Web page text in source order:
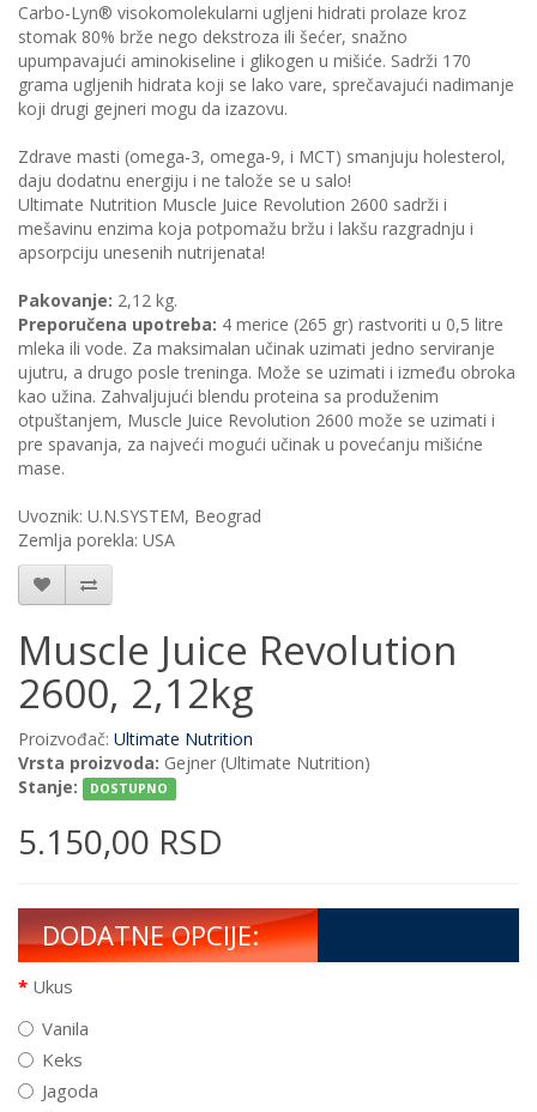
Carbo-Lyn® visokomolekularni ugljeni hidrati prolaze kroz
stomak 80% brže nego dekstroza ili šećer, snažno
upumpavajući aminokiseline i glikogen u mišiće. Sadrži 170
grama ugljenih hidrata koji se lako vare, sprečavajući nadimanje
koji drugi gejneri mogu da izazovu.
Zdrave masti (omega-3, omega-9, i MCT) smanjuju holesterol,
daju dodatnu energiju i ne talože se u salo!
Ultimate Nutrition Muscle Juice Revolution 2600 sadrži i
mešavinu enzima koja potpomažu bržu i lakšu razgradnju i
apsorpciju unesenih nutrijenata!
Pakovanje: 2,12 kg.
Preporučena upotreba: 4 merice (265 gr) rastvoriti u 0,5 litre
mleka ili vode. Za maksimalan učinak uzimati jedno serviranje
ujutru, a drugo posle treninga. Može se uzimati i između obroka
kao užina. Zahvaljujući blendu proteina sa produženim
otpuštanjem, Muscle Juice Revolution 2600 može se uzimati i
pre spavanja, za najveći mogući učinak u povećanju mišićne
mase.
Uvoznik: U.N.SYSTEM, Beograd
Zemlja porekla: USA
Muscle Juice Revolution
2600, 2,12kg
Proizvođač: Ultimate Nutrition
Vrsta proizvoda: Gejner (Ultimate Nutrition)
Stanje:
DOSTUPNO
5.150,00 RSD
DODATNE OPCIJE:
Ukus
Vanila
Keks
Jagoda